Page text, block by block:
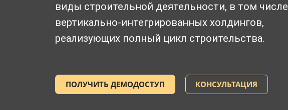
виды строительной деятельности, в том числе
вертикально-интегрированных холдингов,
реализующих полный цикл строительства.
ПОЛУЧИТЬ ДЕМОДОСТУП КОНСУЛЬТАЦИЯ